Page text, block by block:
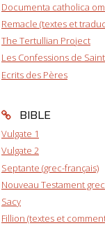
Documenta catholica
Remacle (textes et
The Tertullian Project
Les Confessions de
Ecrits des Pères
BIBLE
Vulgate 1
Vulgate 2
Septante (grec-français)
Nouveau Testament
Sacy
Fillion (textes et